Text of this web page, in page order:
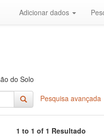
Adicionar dados
do Solo
Pesquisa avançada
1 to 1 of 1 Resultado